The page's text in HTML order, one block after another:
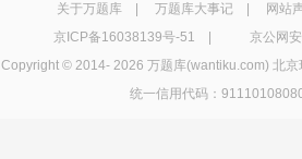
关于万题库| 万题库大事记| 网站
京ICP备16038139号-51
京公网
Copyright © 2014- 2026 万题库(wantiku.com) 北
统一信用代码：